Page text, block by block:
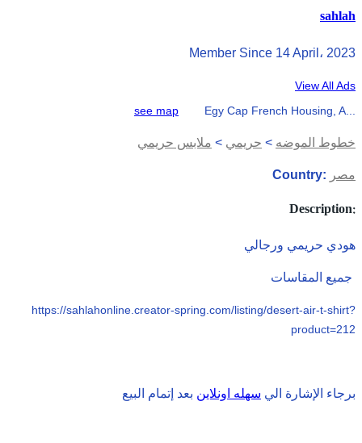
sahlah
Member Since 14 April، 2023
View All Ads
see map
Egy Cap French Housing, A...
خطوط الموضه > حريمي > ملابس حريمي
Country: مصر
Description:
هودي حريمي ورجالي
https://sahlahonline.creator-spring.com/listing/desert-air-t-shirt?
product=212
برجاء الإشارة الي سهله اونلاين بعد إتمام البيع